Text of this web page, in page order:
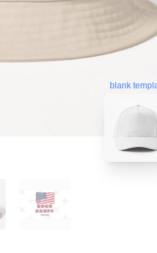
blank